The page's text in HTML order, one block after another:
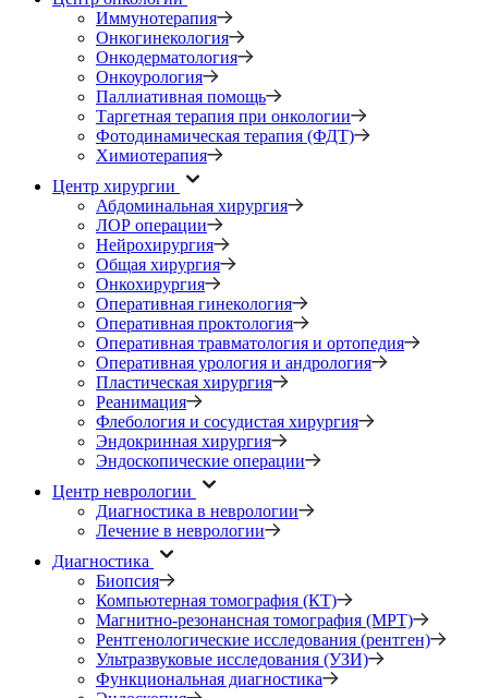
Иммунотерапия
Онкогинекология
Онкодерматология
Онкоурология
Паллиативная помощь
Таргетная терапия при онкологии
Фотодинамическая терапия (ФДТ)
Химиотерапия
Центр хирургии
Абдоминальная хирургия
ЛОР операции
Нейрохирургия
Общая хирургия
Онкохирургия
Оперативная гинекология
Оперативная проктология
Оперативная травматология и ортопедия
Оперативная урология и андрология
Пластическая хирургия
Реанимация
Флебология и сосудистая хирургия
Эндокринная хирургия
Эндоскопические операции
Центр неврологии
Диагностика в неврологии
Лечение в неврологии
Диагностика
Биопсия
Компьютерная томография (КТ)
Магнитно-резонансная томография (МРТ)
Рентгенологические исследования (рентген)
Ультразвуковые исследования (УЗИ)
Функциональная диагностика